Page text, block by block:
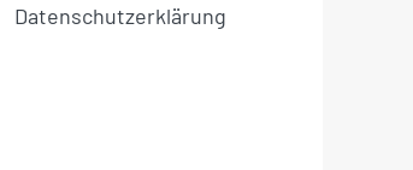
Datenschutzerklärung